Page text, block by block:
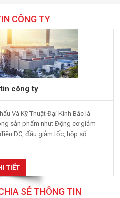
CÔNG TY
công ty
Và Kỹ Thuật Đại Kinh Bắc là
sản phẩm như: Động cơ giảm
DC, đầu giảm tốc, hộp số
TIẾT
SẺ THÔNG TIN